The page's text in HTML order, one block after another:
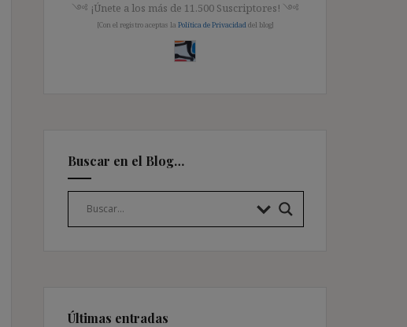
༺ ¡Únete a los más de 11.500 Suscriptores! ༺
[Con el registro aceptas la Política de Privacidad del blog]
Buscar en el Blog…
Últimas entradas